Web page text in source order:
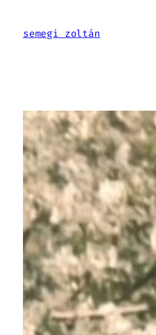
tartalomhoz
semegi zoltán